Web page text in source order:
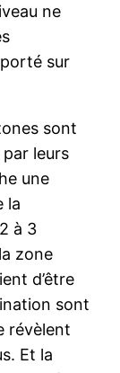
ne
sur
sont
leurs
une
la
à 3
zone
d’être
sont
révèlent
Et la